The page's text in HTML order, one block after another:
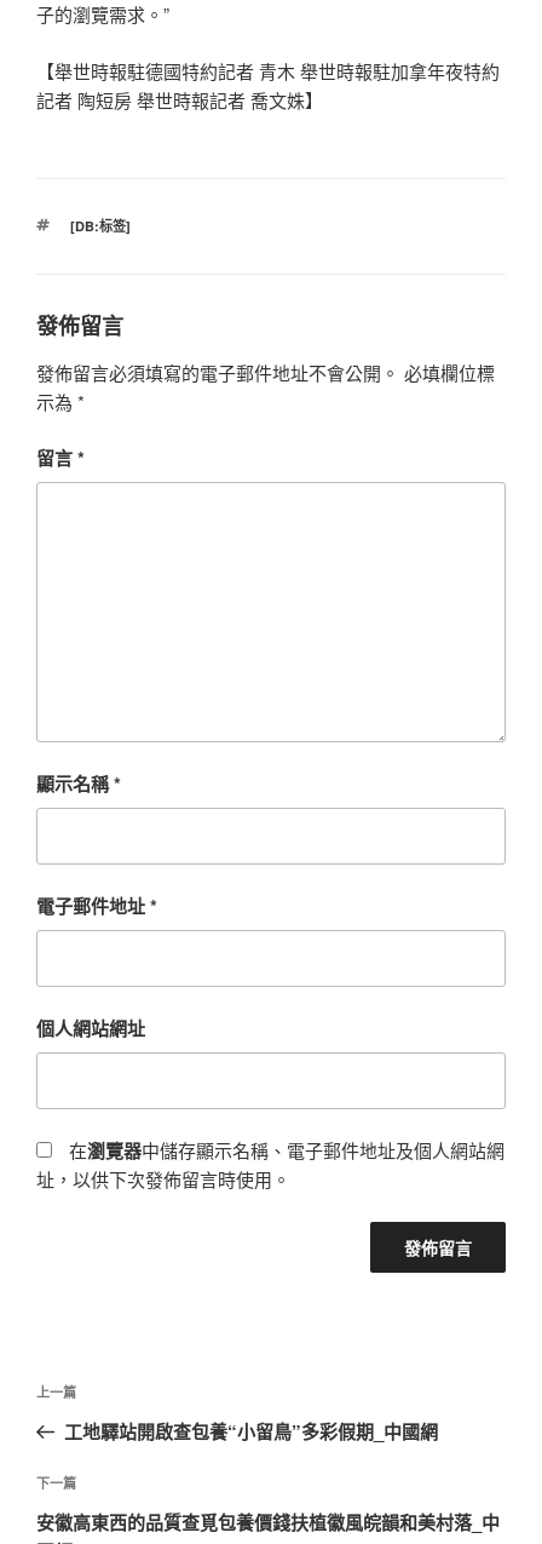
子的瀏覽需求。”
【舉世時報駐德國特約記者 青木 舉世時報駐加拿年夜特約
記者 陶短房 舉世時報記者 喬文姝】
標
[DB:标签]
發佈留言
發佈留言必須填寫的電子郵件地址不會公開。 必填欄位標
示為 *
留言*
顯示名稱*
電子郵件地址*
個人網站網址
在瀏覽器中儲存顯示名稱、電子郵件地址及個人網站網
址，以供下次發佈留言時使用。
文
導
覽
上
一
文
章
上一篇
工地驛站開啟查包養“小留鳥”多彩假期_中國網
下
一
下一篇
安徽高東西的品質查覓包養價錢扶植徽風皖韻和美村落_中